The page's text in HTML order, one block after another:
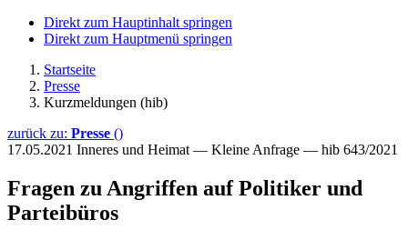
Direkt zum Hauptinhalt springen
Direkt zum Hauptmenü springen
Startseite
Presse
Kurzmeldungen (hib)
zurück zu: Presse ()
17.05.2021 Inneres und Heimat — Kleine Anfrage — hib 643/2021
Fragen zu Angriffen auf Politiker und
Parteibüros